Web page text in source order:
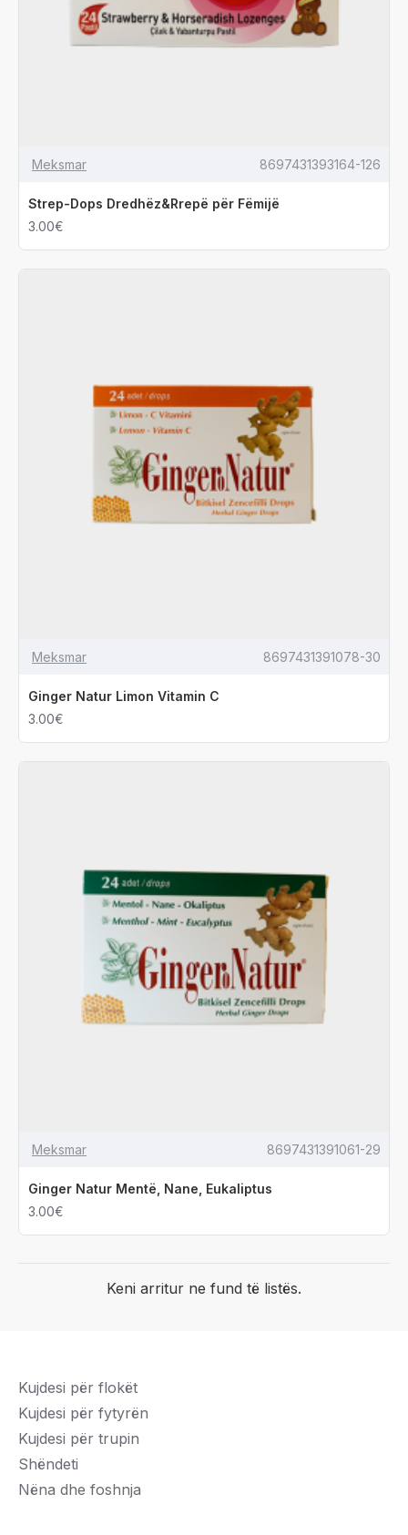
Meksmar 8697431393164-126
Strep-Dops Dredhëz&Rrepë për Fëmijë
3.00€
Meksmar 8697431391078-30
Ginger Natur Limon Vitamin C
3.00€
Meksmar 8697431391061-29
Ginger Natur Mentë, Nane, Eukaliptus
3.00€
Keni arritur ne fund të listës.
Kujdesi për flokët
Kujdesi për fytyrën
Kujdesi për trupin
Shëndeti
Nëna dhe foshnja